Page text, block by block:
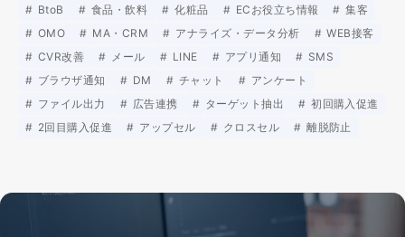
BtoB
食品・飲料 化粧品 ECお役立ち情報
集客
OMO
MA・CRM アナライズ・データ分析
WEB接客
CVR改善
メール LINE アプリ通知
SMS
ブラウザ通知
DM チャット
アンケート
ファイル出力
広告連携 ターゲット抽出
初回購入促進
2回目購入促進
アップセル クロスセル 離脱防止